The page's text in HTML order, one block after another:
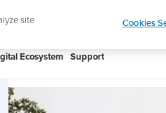
Built for Adventure.
Ecosystem Support
site
Cookies